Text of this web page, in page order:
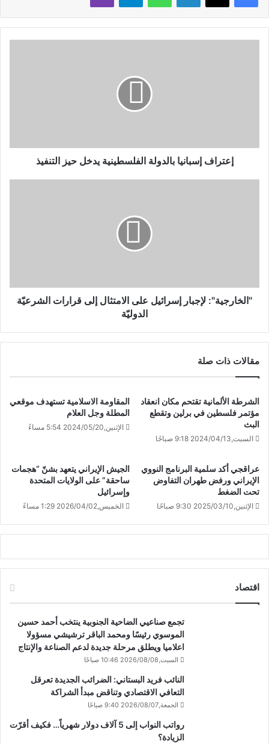
إعتراف إسبانيا بالدولة الفلسطينية يدخل حيز التنفيذ
"الخارجية": لإجبار إسرائيل على الامتثال إلى قرارات الشرعيّة
الدوليّة
مقالات ذات صلة
الشرطة الألمانية تقتحم مكان انعقاد
مؤتمر فلسطين في برلين وتقطع
البث
السبت,2024/04/13 9:18 صباحًا
المقاومة الاسلامية تستهدف موقعي
المطلة وجل العلام
الإثنين,2024/05/20 5:54 مساءً
عراقجي أكد سلمية البرنامج النووي
الإيراني ورفض طهران التفاوض
تحت الضغط
الإثنين,2025/03/10 9:30 صباحًا
الجيش الإيراني يتعهد بشنّ “هجمات
ساحقة” على الولايات المتحدة
وإسرائيل
الخميس,2026/04/02 1:29 مساءً
اقتصاد
تجمع صناعيي الضاحية الجنوبية ينتخب أحمد حسين
الموسوي رئيسًا ومحمد الباقر ترشيشي مسؤولا
اعلاميا ويطلق مرحلة جديدة لدعم الصناعة والإنتاج
السبت,2026/08/08 10:46 صباحًا
النائب فريد البستاني: الضرائب الجديدة تعرقل
التعافي الاقتصادي وتناقض مبدأ الشراكة
الجمعة,2026/08/07 9:40 صباحًا
رواتب النواب إلى 5 آلاف دولار شهرياً… فكيف أقرّت
الزيادة؟